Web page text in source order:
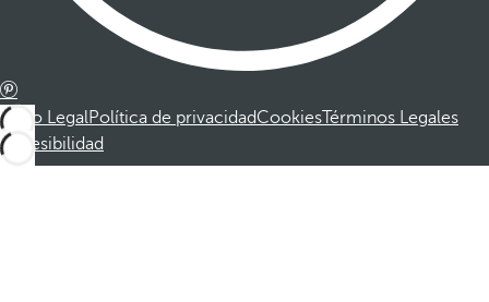
Aviso LegalPolítica de privacidadCookiesTérminos Legales
Accesibilidad